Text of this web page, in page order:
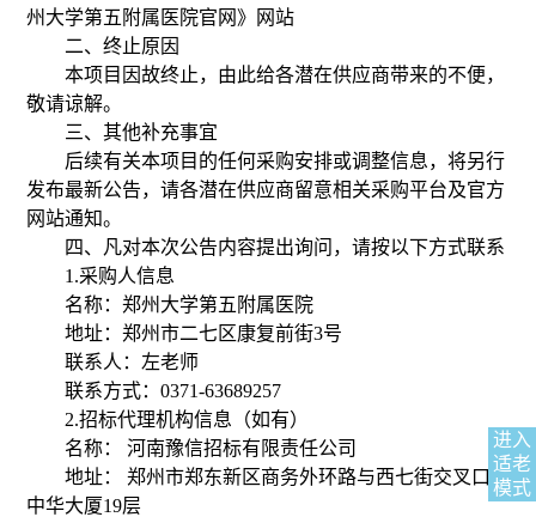
进入
适老
模式
州大学第五附属医院官网》
网站
二、终止原因
本项目因故终止，由此给各潜在供应商带来的不便，
敬请谅解。
三、其他补充事宜
后续有关本项目的任何采购安排或调整信息，将另行
发布最新公告，请各潜在供应商留意相关采购平台及官方
网站通知。
四、凡对本次公告内容提出询问，请按以下方式联系
1.采购人信息
名称：郑州大学第五附属医院
地址：郑州市二七区康复前街3号
联系人：左老师
联系方式：0371-63689257
2.招标代理机构信息（如有）
名称： 河南豫信招标有限责任公司
地址： 郑州市郑东新区商务外环路与西七街交叉口
中华大厦19层